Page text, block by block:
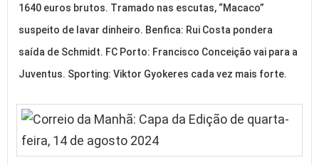
1640 euros brutos. Tramado nas escutas, “Macaco”
suspeito de lavar dinheiro. Benfica: Rui Costa pondera
saída de Schmidt. FC Porto: Francisco Conceição vai para a
Juventus. Sporting: Viktor Gyokeres cada vez mais forte.